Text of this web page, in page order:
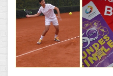
Ehemalige
Schulzeitung: Der Gottfried
FÄCHER